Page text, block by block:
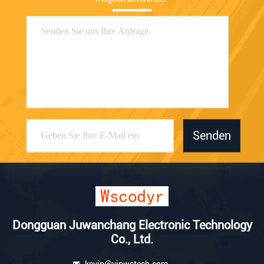
Senden
Dongguan Juwanchang Electronic Technology
Co., Ltd.